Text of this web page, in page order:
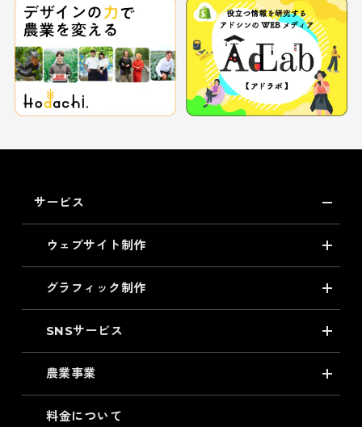
サービス
ウェブサイト制作
グラフィック制作
SNSサービス
農業事業
料金について